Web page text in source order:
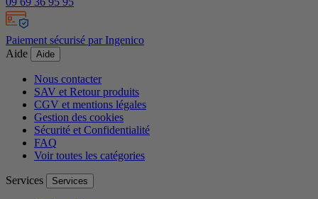
Paiement sécurisé par Ingenico
Aide
Aide
Nous contacter
SAV et Retour produits
CGV et mentions légales
Gestion des cookies
Sécurité et Confidentialité
FAQ
Voir toutes les catégories
Services Services